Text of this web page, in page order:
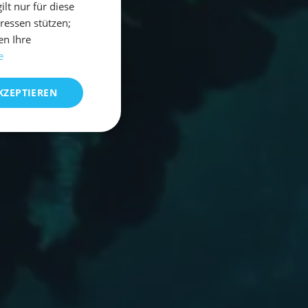
nur für diese
stützen;
Ihre